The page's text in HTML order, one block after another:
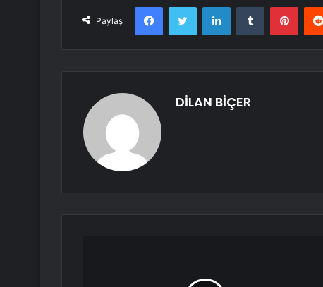
Paylaş
FacebookTwitter LinkedInTumblr
DİLAN BİÇER